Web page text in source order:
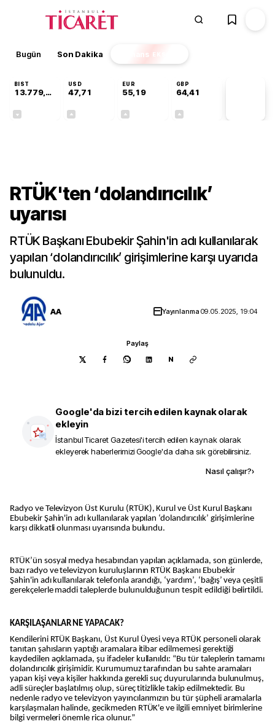
Bugün Son Dakika Finans EKSTRA
BIST
13.779,39
USD
47,71
EUR
55,19
GBP
64,41
RTÜK'ten ‘dolandırıcılık’
uyarısı
RTÜK Başkanı Ebubekir Şahin'in adı kullanılarak
yapılan ‘dolandırıcılık’ girişimlerine karşı uyarıda
bulunuldu.
AA Yayınlanma09.05.2025, 19:04
Paylaş
N
Google'da bizi tercih edilen kaynak olarak
ekleyin
İstanbul Ticaret Gazetesi'i tercih edilen kaynak olarak
ekleyerek haberlerimizi Google'da daha sık görebilirsiniz.
Nasıl çalışır?›
Radyo ve Televizyon Üst Kurulu (RTÜK), Kurul ve Üst Kurul Başkanı
Ebubekir Şahin'in adı kullanılarak yapılan ‘dolandırıcılık’ girişimlerine
karşı dikkatli olunması uyarısında bulundu.
RTÜK’ün sosyal medya hesabından yapılan açıklamada, son günlerde,
bazı radyo ve televizyon kuruluşlarının RTÜK Başkanı Ebubekir
Şahin'in adı kullanılarak telefonla arandığı, ‘yardım’, ‘bağış’ veya çeşitli
gerekçelerle maddi taleplerde bulunulduğunun tespit edildiği belirtildi.
KARŞILAŞANLAR NE YAPACAK?
Kendilerini RTÜK Başkanı, Üst Kurul Üyesi veya RTÜK personeli olarak
tanıtan şahısların yaptığı aramalara itibar edilmemesi gerektiği
kaydedilen açıklamada, şu ifadeler kullanıldı: “Bu tür taleplerin tamamı
dolandırıcılık girişimidir. Kurumumuz tarafından bu sahte aramaları
yapan kişi veya kişiler hakkında gerekli suç duyurularında bulunulmuş,
adli süreçler başlatılmış olup, süreç titizlikle takip edilmektedir. Bu
nedenle radyo ve televizyon yayıncılarımızın bu tür şüpheli aramalarla
karşılaşmaları halinde, gecikmeden RTÜK'e ve ilgili emniyet birimlerine
bilgi vermeleri önemle rica olunur.”